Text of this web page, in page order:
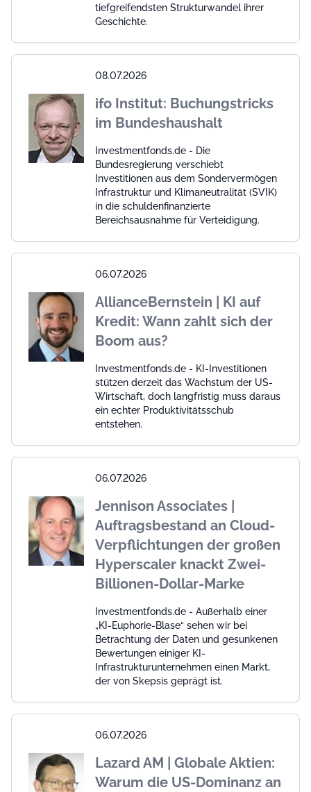
tiefgreifendsten Strukturwandel ihrer
Geschichte.
08.07.2026
ifo Institut: Buchungstricks
im Bundeshaushalt
Investmentfonds.de - Die
Bundesregierung verschiebt
Investitionen aus dem Sondervermögen
Infrastruktur und Klimaneutralität (SVIK)
in die schuldenfinanzierte
Bereichsausnahme für Verteidigung.
06.07.2026
AllianceBernstein | KI auf
Kredit: Wann zahlt sich der
Boom aus?
Investmentfonds.de - KI-Investitionen
stützen derzeit das Wachstum der US-
Wirtschaft, doch langfristig muss daraus
ein echter Produktivitätsschub
entstehen.
06.07.2026
Jennison Associates |
Auftragsbestand an Cloud-
Verpflichtungen der großen
Hyperscaler knackt Zwei-
Billionen-Dollar-Marke
Investmentfonds.de - Außerhalb einer
„KI-Euphorie-Blase“ sehen wir bei
Betrachtung der Daten und gesunkenen
Bewertungen einiger KI-
Infrastrukturunternehmen einen Markt,
der von Skepsis geprägt ist.
06.07.2026
Lazard AM | Globale Aktien:
Warum die US-Dominanz an